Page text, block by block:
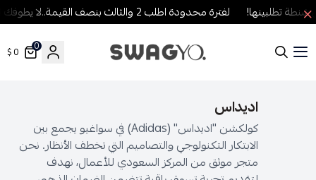
تطلبينها! لفترة محدودة اطلب 2 والثالث بنصف القيمة..لا يطوفك العرض!
SWAGYO FASHION
0 $
اديداس
كولكشن "اديداس" (Adidas) في سواغيو يجمع بين
الابتكار التكنولوجي والتصاميم التي تخطف الأنظار. نحن
متجر موثق من المركز السعودي للأعمال، نهدف